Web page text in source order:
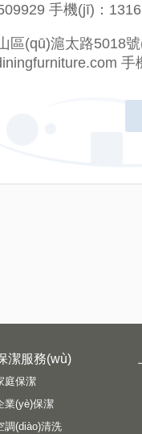
手機(jī)：
區(qū)滬太路5018
手
潔服務(wù)
庭保潔
業(yè)保潔
調(diào)清洗